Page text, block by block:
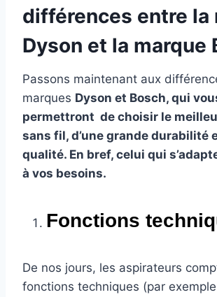
différences entre la
Dyson et la marque
Passons maintenant aux
marques Dyson et Bosch, qui
permettront de choisir le
sans fil, d’une grande durabilité
qualité. En bref, celui qui
à vos besoins.
Fonctions
De nos jours, les aspirateurs
fonctions techniques (par